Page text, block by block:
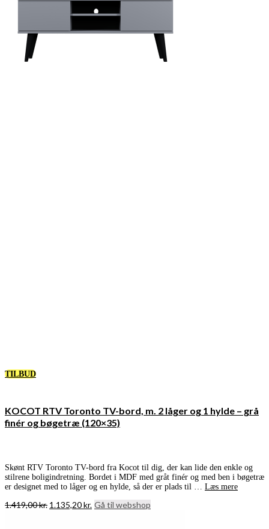
TILBUD
KOCOT RTV Toronto TV-bord, m. 2 låger og 1 hylde – grå
finér og bøgetræ (120×35)
Skønt RTV Toronto TV-bord fra Kocot til dig, der kan lide den enkle og
stilrene boligindretning. Bordet i MDF med gråt finér og med ben i bøgetræ
er designet med to låger og en hylde, så der er plads til … Læs mere
1.419,00kr. Den
1.135,20kr. Den
Gå til webshop